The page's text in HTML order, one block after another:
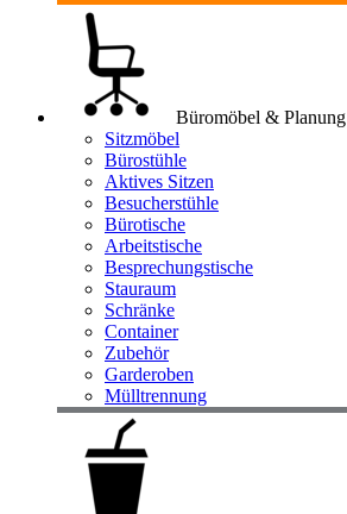
Büromöbel & Planung
Sitzmöbel
Bürostühle
Aktives Sitzen
Besucherstühle
Bürotische
Arbeitstische
Besprechungstische
Stauraum
Schränke
Container
Zubehör
Garderoben
Mülltrennung